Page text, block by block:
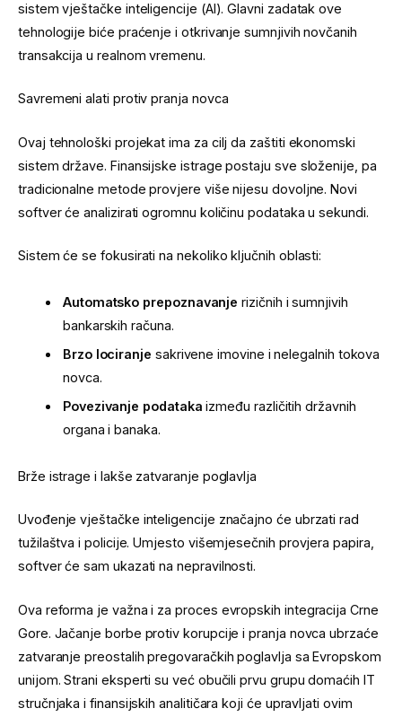
sistem vještačke inteligencije (AI). Glavni zadatak ove
tehnologije biće praćenje i otkrivanje sumnjivih novčanih
transakcija u realnom vremenu.
Savremeni alati protiv pranja novca
Ovaj tehnološki projekat ima za cilj da zaštiti ekonomski
sistem države. Finansijske istrage postaju sve složenije, pa
tradicionalne metode provjere više nijesu dovoljne. Novi
softver će analizirati ogromnu količinu podataka u sekundi.
Sistem će se fokusirati na nekoliko ključnih oblasti:
Automatsko prepoznavanje rizičnih i sumnjivih
bankarskih računa.
Brzo lociranje sakrivene imovine i nelegalnih tokova
novca.
Povezivanje podataka između različitih državnih
organa i banaka.
Brže istrage i lakše zatvaranje poglavlja
Uvođenje vještačke inteligencije značajno će ubrzati rad
tužilaštva i policije. Umjesto višemjesečnih provjera papira,
softver će sam ukazati na nepravilnosti.
Ova reforma je važna i za proces evropskih integracija Crne
Gore. Jačanje borbe protiv korupcije i pranja novca ubrzaće
zatvaranje preostalih pregovaračkih poglavlja sa Evropskom
unijom. Strani eksperti su već obučili prvu grupu domaćih IT
stručnjaka i finansijskih analitičara koji će upravljati ovim